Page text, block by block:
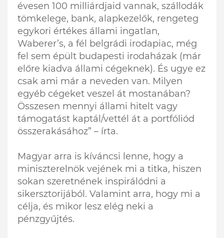
évesen 100 milliárdjaid vannak, szállodák
tömkelege, bank, alapkezelők, rengeteg
egykori értékes állami ingatlan,
Waberer’s, a fél belgrádi irodapiac, még
fel sem épült budapesti irodaházak (már
előre kiadva állami cégeknek). És ugye ez
csak ami már a neveden van. Milyen
egyéb cégeket veszel át mostanában?
Összesen mennyi állami hitelt vagy
támogatást kaptál/vettél át a portfóliód
összerakásához” – írta.
Magyar arra is kíváncsi lenne, hogy a
miniszterelnök vejének mi a titka, hiszen
sokan szeretnének inspirálódni a
sikersztorijából. Valamint arra, hogy mi a
célja, és mikor lesz elég neki a
pénzgyűjtés.